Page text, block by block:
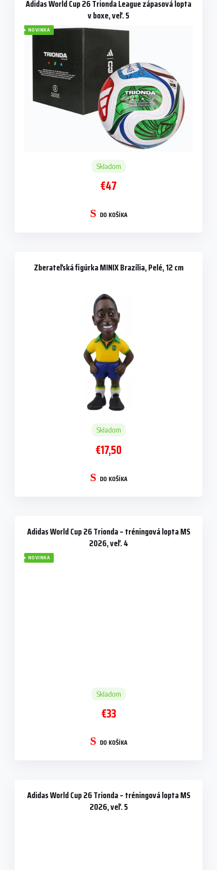
Adidas World Cup 26 Trionda League zápasová lopta
v boxe, veľ. 5
NOVINKA
Skladom
€47
DO KOŠÍKA
Zberateľská figúrka MINIX Brazília, Pelé, 12 cm
Skladom
€17,50
DO KOŠÍKA
Adidas World Cup 26 Trionda – tréningová lopta MS
2026, veľ. 4
NOVINKA
Skladom
€33
DO KOŠÍKA
Adidas World Cup 26 Trionda – tréningová lopta MS
2026, veľ. 5